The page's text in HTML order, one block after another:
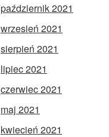
październik 2021
wrzesień 2021
sierpień 2021
lipiec 2021
czerwiec 2021
maj 2021
kwiecień 2021